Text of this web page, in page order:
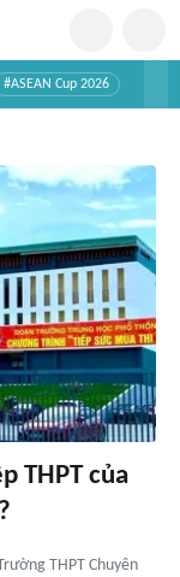
#ASEAN Cup 2026
THPT của
THPT Chuyên